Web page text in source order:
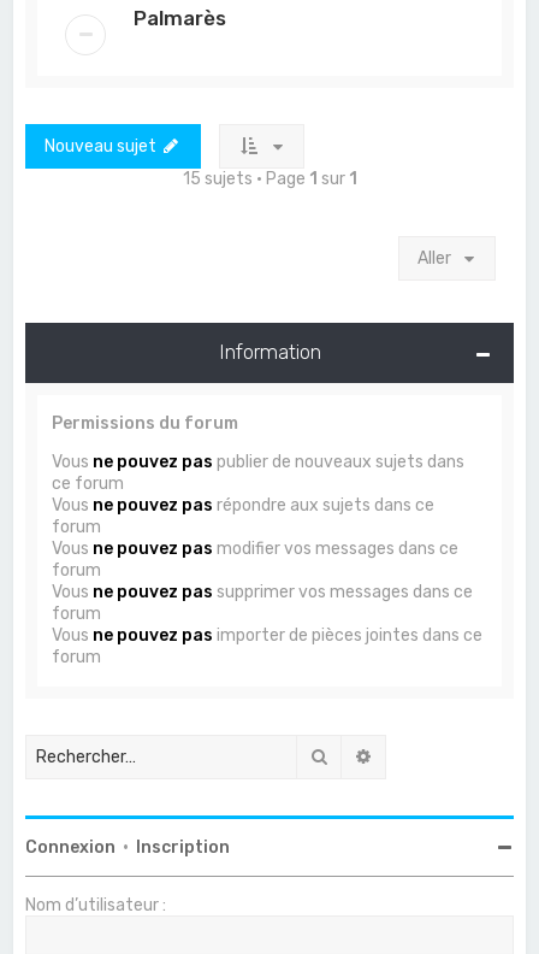
Palmarès
Nouveau sujet
15 sujets • Page 1 sur 1
Aller
Information
Permissions du forum
Vous ne pouvez pas publier de nouveaux sujets dans
ce forum
Vous ne pouvez pas répondre aux sujets dans ce
forum
Vous ne pouvez pas modifier vos messages dans ce
forum
Vous ne pouvez pas supprimer vos messages dans ce
forum
Vous ne pouvez pas importer de pièces jointes dans ce
forum
Rechercher
Connexion • Inscription
Nom d’utilisateur :